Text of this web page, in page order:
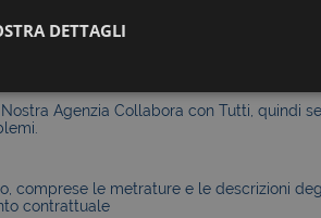
Agenzia Collabora con Tutti, quindi
comprese le metrature e le descrizioni
contrattuale
DETTAGLI
Strettamente